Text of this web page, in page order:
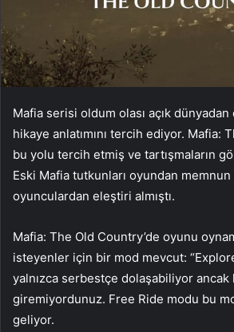
Mafia serisi oldum olası açık
hikaye anlatımını tercih ediyor. Mafia:
bu yolu tercih etmiş ve tartışmaların
Eski Mafia tutkunları oyundan memnun
oyunculardan eleştiri almıştı.
Mafia: The Old Country’de oyunu
isteyenler için bir mod mevcut:
yalnızca serbestçe dolaşabiliyor
giremiyordunuz. Free Ride modu bu
geliyor.